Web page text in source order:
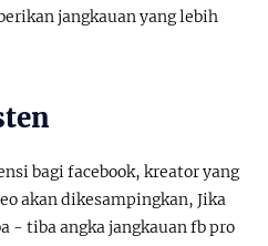
jangkauan yang lebih
bagi facebook, kreator yang
akan dikesampingkan, Jika
- tiba angka jangkauan fb pro